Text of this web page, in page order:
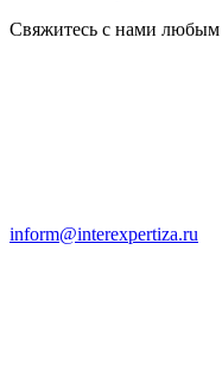
Свяжитесь с нами
inform@interexpertiza.ru